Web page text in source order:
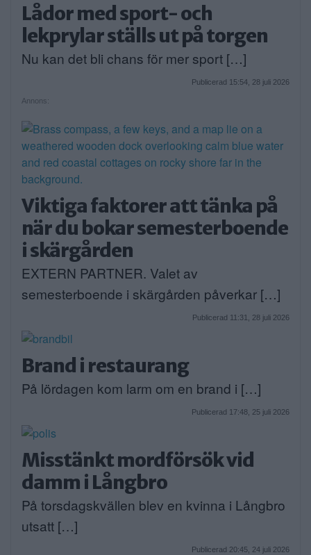
Lådor med sport- och
lekprylar ställs ut på torgen
Nu kan det bli chans för mer sport […]
Publicerad 15:54, 28 juli 2026
Annons:
Viktiga faktorer att tänka på
när du bokar semesterboende
i skärgården
EXTERN PARTNER. Valet av
semesterboende i skärgården påverkar […]
Publicerad 11:31, 28 juli 2026
Brand i restaurang
På lördagen kom larm om en brand i […]
Publicerad 17:48, 25 juli 2026
Misstänkt mordförsök vid
damm i Långbro
På torsdagskvällen blev en kvinna i Långbro
utsatt […]
Publicerad 20:45, 24 juli 2026